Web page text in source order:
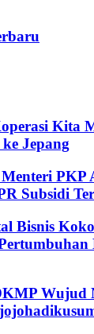
Kita
Jepang
PKP
Subsidi
Bisnis
Wujud